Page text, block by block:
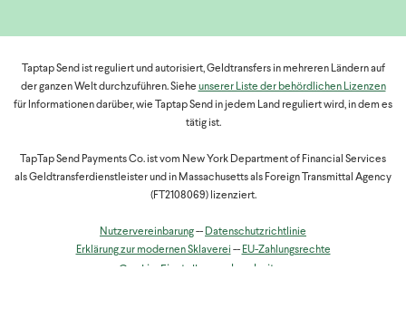
Taptap Send ist reguliert und autorisiert, Geldtransfers in mehreren Ländern auf
der ganzen Welt durchzuführen. Siehe unserer Liste der behördlichen Lizenzen
für Informationen darüber, wie Taptap Send in jedem Land reguliert wird, in dem es
tätig ist.
TapTap Send Payments Co. ist vom New York Department of Financial Services
als Geldtransferdienstleister und in Massachusetts als Foreign Transmittal Agency
(FT2108069) lizenziert.
Nutzervereinbarung-- Datenschutzrichtlinie
Erklärung zur modernen Sklaverei -- EU-Zahlungsrechte
Cookie-Einstellungen bearbeiten